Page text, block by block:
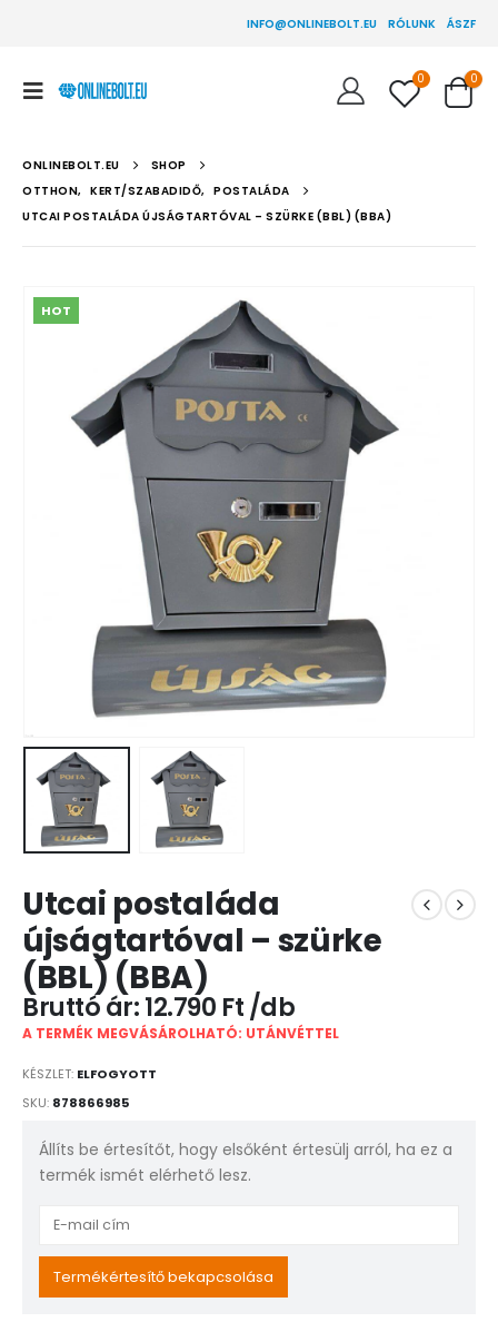
INFO@ONLINEBOLT.EU RÓLUNK ÁSZF
0 0
ONLINEBOLT.EU
SHOP
OTTHON, KERT/SZABADIDŐ, POSTALÁDA
UTCAI POSTALÁDA ÚJSÁGTARTÓVAL – SZÜRKE (BBL) (BBA)
HOT
Utcai postaláda
újságtartóval – szürke
(BBL) (BBA)
12.790 Ft
A TERMÉK MEGVÁSÁROLHATÓ: UTÁNVÉTTEL
KÉSZLET: ELFOGYOTT
SKU: 878866985
Állíts be értesítőt, hogy elsőként értesülj arról, ha ez a
termék ismét elérhető lesz.
Enter
email
address
Termékértesítő bekapcsolása